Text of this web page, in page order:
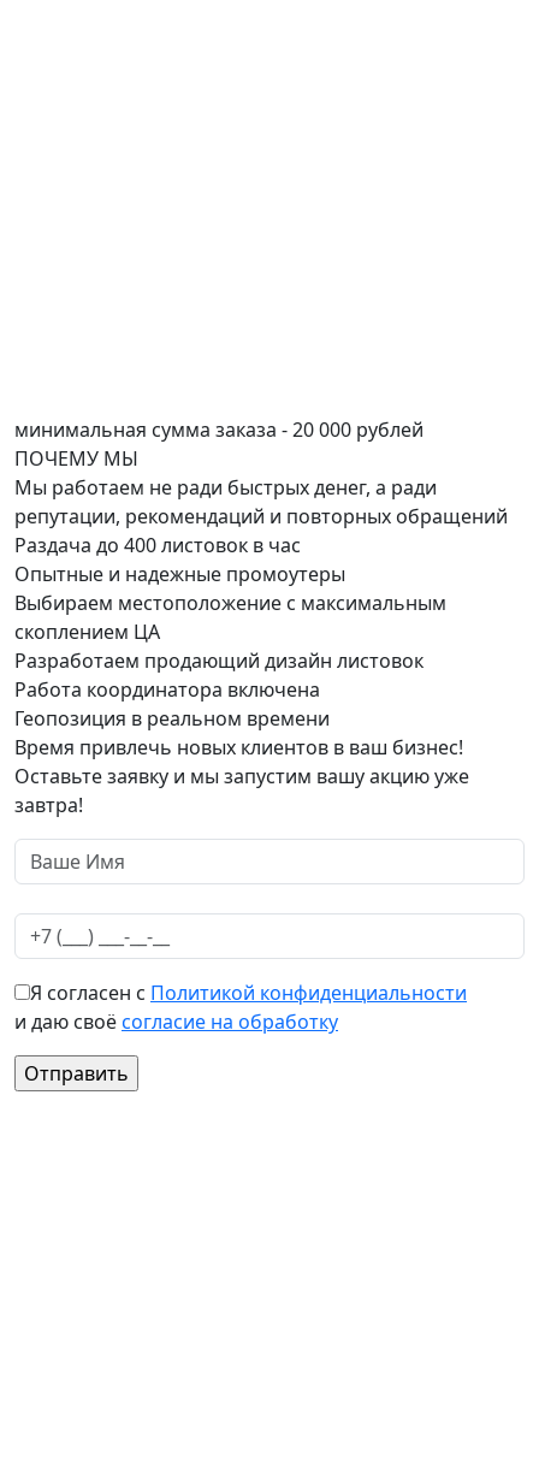
минимальная сумма заказа - 20 000 рублей
ПОЧЕМУ МЫ
Мы работаем не ради быстрых денег, а ради
репутации, рекомендаций и повторных обращений
Раздача до 400 листовок в час
Опытные и надежные промоутеры
Выбираем местоположение с максимальным
скоплением ЦА
Разработаем продающий дизайн листовок
Работа координатора включена
Геопозиция в реальном времени
Время привлечь новых клиентов в ваш бизнес!
Оставьте заявку и мы запустим вашу акцию уже
завтра!
Я согласен с Политикой конфиденциальности
и даю своёсогласие на обработку